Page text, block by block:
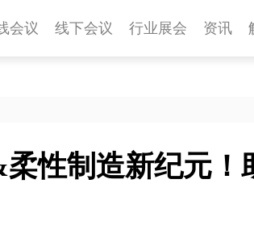
会议 线下会议 行业展会 资讯
性制造新纪元！